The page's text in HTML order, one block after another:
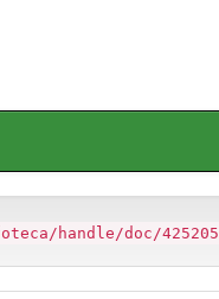
handle/doc/425205